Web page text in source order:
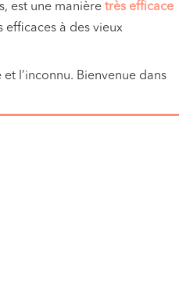
est une manièretrès efficace
efficaces à des vieux
l’inconnu. Bienvenue dans